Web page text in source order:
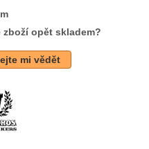
opět skladem?
mi vědět